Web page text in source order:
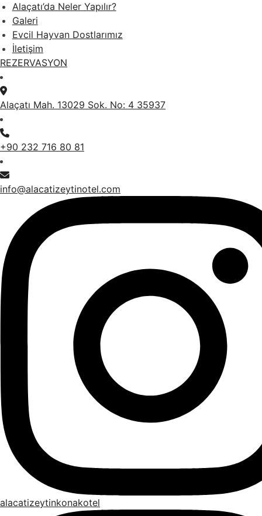
Alaçatı’da Neler Yapılır?
Galeri
Evcil Hayvan Dostlarımız
İletişim
REZERVASYON
Alaçatı Mah. 13029 Sok. No: 4 35937
+90 232 716 80 81
info@alacatizeytinotel.com
alacatizeytinkonakotel